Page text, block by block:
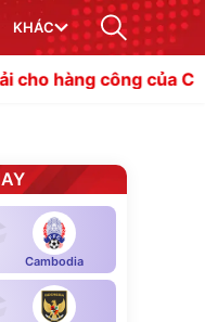
KHÁC
của Carrick Đừng để
Cambodia